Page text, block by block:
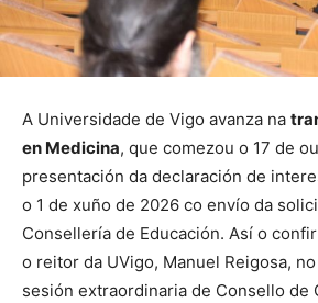
A Universidade de Vigo avanza na
en Medicina, que comezou o 17 de
presentación da declaración de
o 1 de xuño de 2026 co envío da
Consellería de Educación. Así o
o reitor da UVigo, Manuel Reigosa,
sesión extraordinaria de Consello de